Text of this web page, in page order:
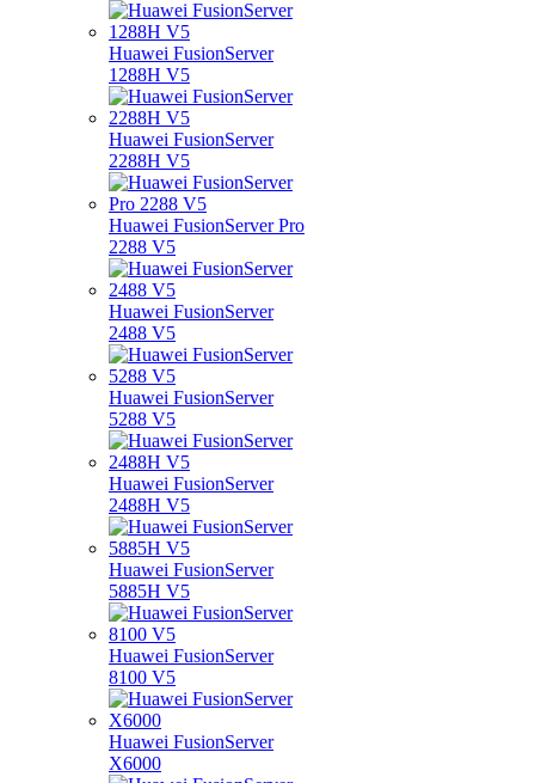
Huawei FusionServer
1288H V5
Huawei FusionServer
2288H V5
Huawei FusionServer Pro
2288 V5
Huawei FusionServer
2488 V5
Huawei FusionServer
5288 V5
Huawei FusionServer
2488H V5
Huawei FusionServer
5885H V5
Huawei FusionServer
8100 V5
Huawei FusionServer
X6000